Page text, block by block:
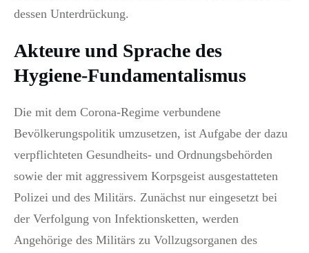
dessen Unterdrückung.
Akteure und Sprache des
Hygiene-Fundamentalismus
Die mit dem Corona-Regime verbundene
Bevölkerungspolitik umzusetzen, ist Aufgabe der dazu
verpflichteten Gesundheits- und Ordnungsbehörden
sowie der mit aggressivem Korpsgeist ausgestatteten
Polizei und des Militärs. Zunächst nur eingesetzt bei
der Verfolgung von Infektionsketten, werden
Angehörige des Militärs zu Vollzugsorganen des